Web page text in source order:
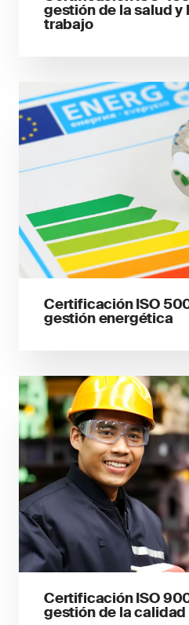
gestión de la salud y
trabajo
Certificación ISO
gestión energética
Certificación ISO
gestión de la calidad